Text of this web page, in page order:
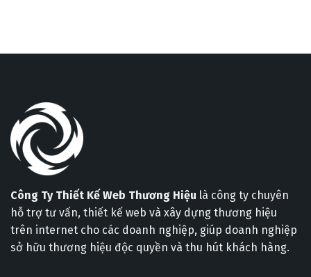
Công Ty Thiết Kế Web Thương Hiệu là công ty chuyên
hỗ trợ tư vấn, thiết kế web và xây dựng thương hiệu
trên internet cho các doanh nghiệp, giúp doanh nghiệp
sở hữu thương hiệu độc quyền và thu hút khách hàng.